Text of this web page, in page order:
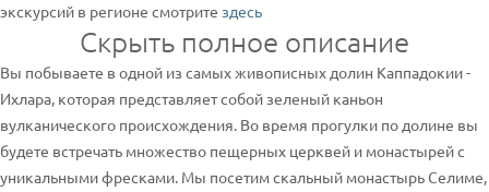
экскурсий в регионе смотрите здесь
Скрыть полное описание
Вы побываете в одной из самых живописных долин Каппадокии -
Ихлара, которая представляет собой зеленый каньон
вулканического происхождения. Во время прогулки по долине вы
будете встречать множество пещерных церквей и монастырей с
уникальными фресками. Мы посетим скальный монастырь Селиме,